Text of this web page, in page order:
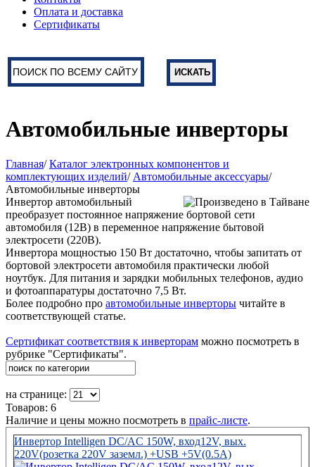
Оплата и доставка
Сертификаты
Автомобильные инверторы
Главная/Каталог электронных компонентов и
комплектующих изделий/ Автомобильные аксессуары/
Автомобильные инверторы
Инвертор автомобильный
преобразует постоянное напряжение бортовой сети
автомобиля (12В) в переменное напряжение бытовой
электросети (220В).
Инвертора мощностью 150 Вт достаточно, чтобы запитать от
бортовой электросети автомобиля практически любой
ноутбук. Для питания и зарядки мобильных телефонов, аудио
и фотоаппаратуры достаточно 7,5 Вт.
Более подробно про автомобильные инверторы читайте в
соответствующей статье.
Сертификат соответствия к инверторам можно посмотреть в
рубрике "Сертификаты".
на странице:
Товаров: 6
Наличие и цены можно посмотреть в прайс-листе.
Инвертор Intelligen DC/AC 150W, вход12V, вых.
220V(розетка 220V заземл.) +USB +5V(0.5A)